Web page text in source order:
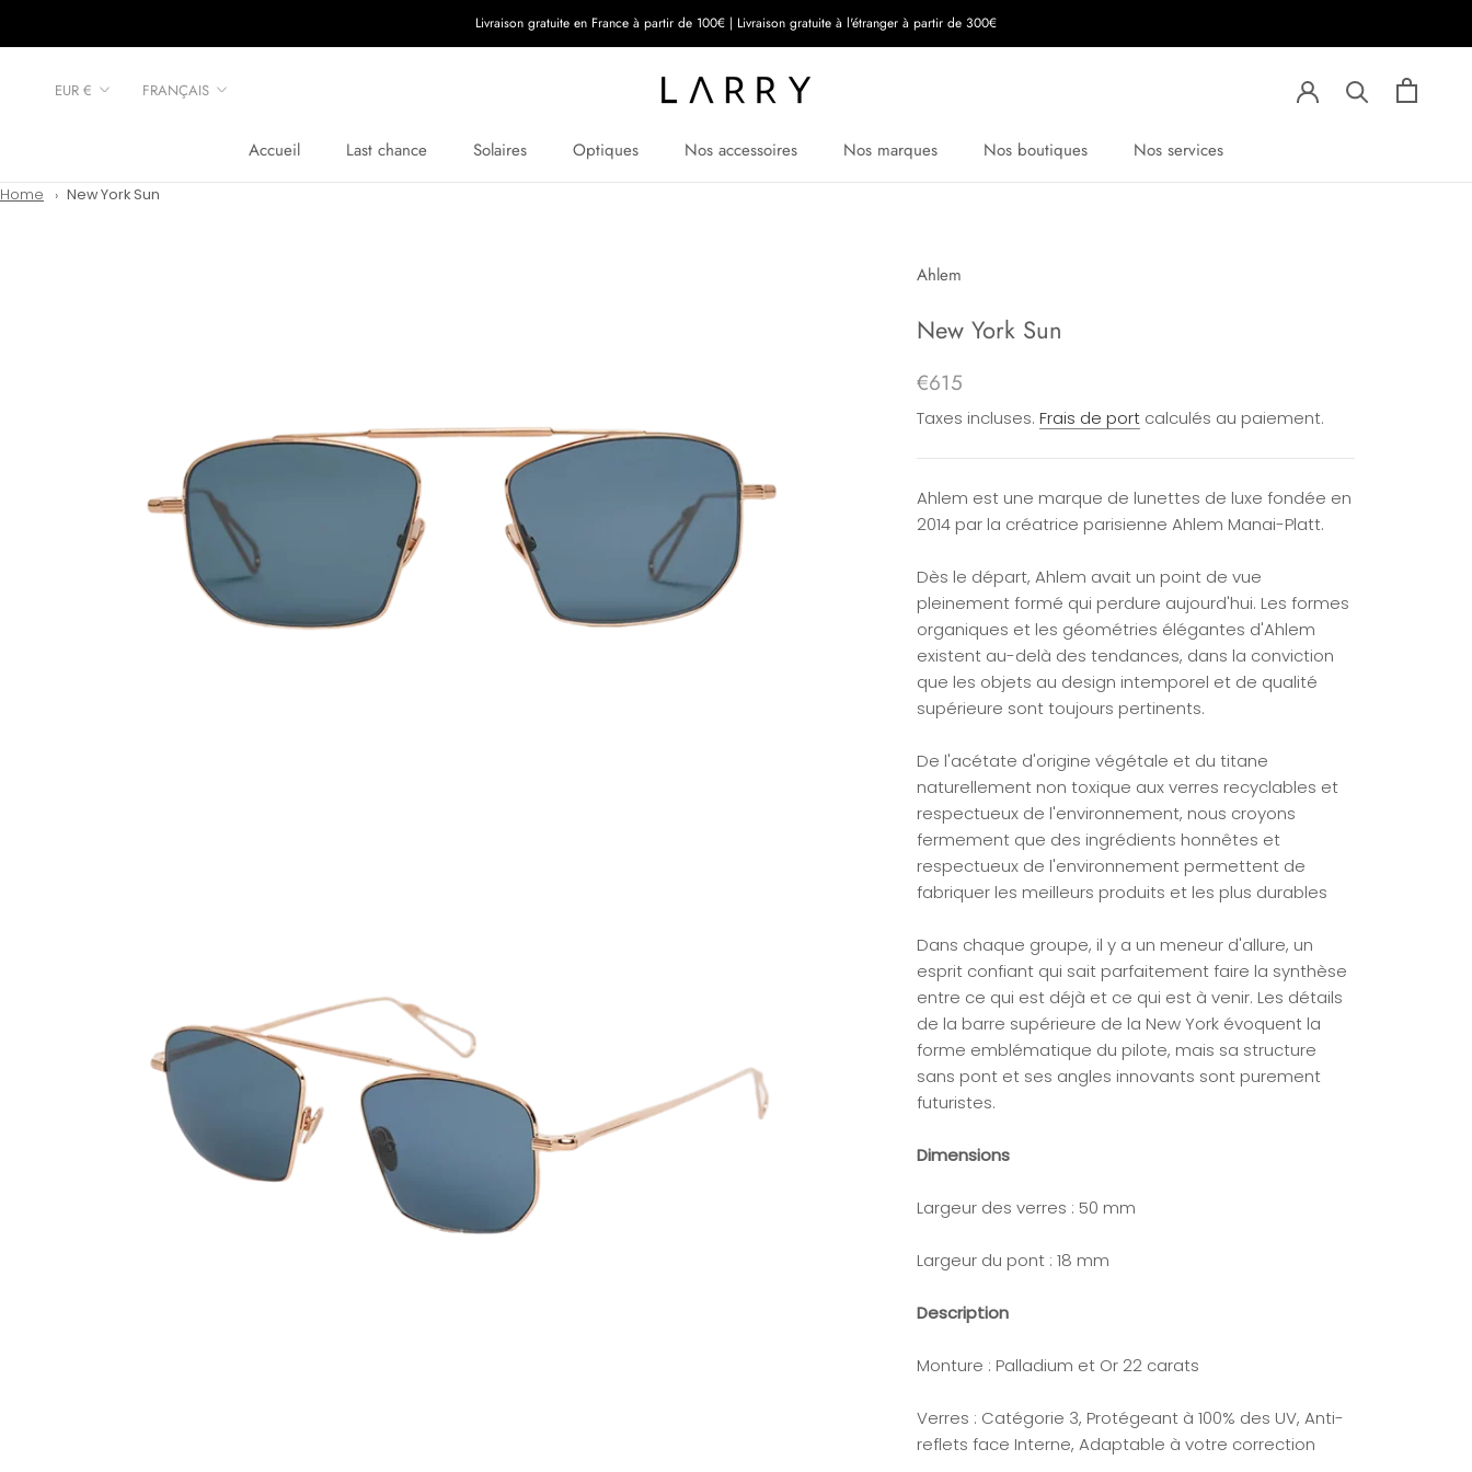
Livraison gratuite en France à partir de 100€ | Livraison gratuite à l'étranger à partir de 300€
Accueil
Last chance
Solaires Optiques Nos accessoires Nos marques Nos boutiques Nos services
Devise
EUR € Langue
FRANÇAIS
Home New York Sun
Ahlem
New York Sun
€615
Taxes incluses. Frais de port calculés au paiement.
Ahlem est une marque de lunettes de luxe fondée en
2014 par la créatrice parisienne Ahlem Manai-Platt.
Dès le départ, Ahlem avait un point de vue
pleinement formé qui perdure aujourd'hui. Les formes
organiques et les géométries élégantes d'Ahlem
existent au-delà des tendances, dans la conviction
que les objets au design intemporel et de qualité
supérieure sont toujours pertinents.
De l'acétate d'origine végétale et du titane
naturellement non toxique aux verres recyclables et
respectueux de l'environnement, nous croyons
fermement que des ingrédients honnêtes et
respectueux de l'environnement permettent de
fabriquer les meilleurs produits et les plus durables
Dans chaque groupe, il y a un meneur d'allure, un
esprit confiant qui sait parfaitement faire la synthèse
entre ce qui est déjà et ce qui est à venir. Les détails
de la barre supérieure de la New York évoquent la
forme emblématique du pilote, mais sa structure
sans pont et ses angles innovants sont purement
futuristes.
Dimensions
Largeur des verres : 50 mm
Largeur du pont : 18 mm
Description
Monture : Palladium et Or 22 carats
Verres : Catégorie 3, Protégeant à 100% des UV, Anti-
reflets face Interne, Adaptable à votre correction